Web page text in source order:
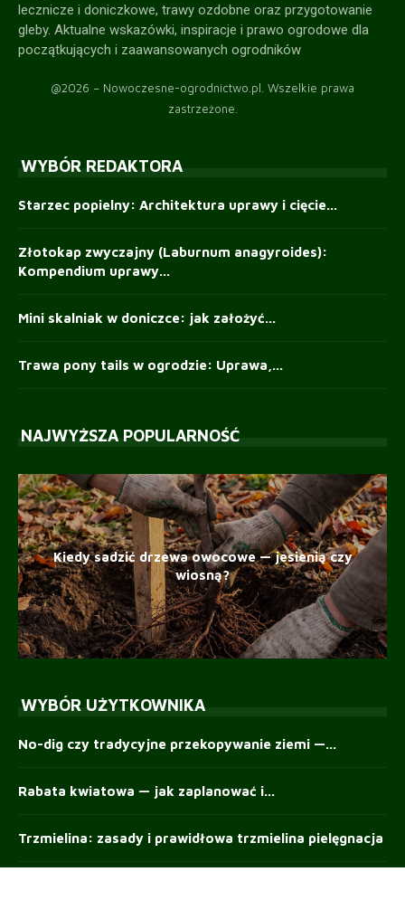
lecznicze i doniczkowe, trawy ozdobne oraz przygotowanie
gleby. Aktualne wskazówki, inspiracje i prawo ogrodowe dla
początkujących i zaawansowanych ogrodników
@2026 – Nowoczesne-ogrodnictwo.pl. Wszelkie prawa
zastrzeżone.
WYBÓR REDAKTORA
Starzec popielny: Architektura uprawy i cięcie...
Złotokap zwyczajny (Laburnum anagyroides):
Kompendium uprawy...
Mini skalniak w doniczce: jak założyć...
Trawa pony tails w ogrodzie: Uprawa,...
NAJWYŻSZA POPULARNOŚĆ
Kiedy sadzić drzewa owocowe — jesienią czy
wiosną?
WYBÓR UŻYTKOWNIKA
No-dig czy tradycyjne przekopywanie ziemi —...
Rabata kwiatowa — jak zaplanować i...
Trzmielina: zasady i prawidłowa trzmielina pielęgnacja